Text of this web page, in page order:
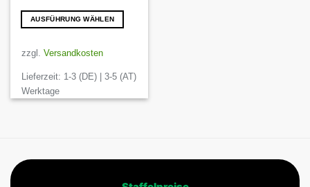
AUSFÜHRUNG WÄHLEN
Produkt
mehrere
Varianten
auf.
auf
zzgl. Versandkosten
Lieferzeit: 1-3 (DE) | 3-5 (AT)
Werktage